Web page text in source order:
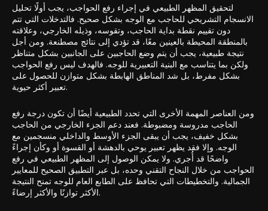
لتحقيق المظهر الطبيعي في إجراء رفع الحواجب، يجب أولًا تحليل
الانسجام التشريحي للحاجب مع الوجه بشكل صحيح. فالتدخلات التي تتم
دون تقييم نقطة بداية الحاجب، وتقوسه، وذيله الخارجي، وعلاقته
بالمنطقة المحيطة بالعينين معًا، قد تؤدي إلى نتائج مصطنعة. ومن أجل
نتيجة طبيعية، يجب أن يتم وضع الحاجبين على الجانبين بشكل متناظر
ولكن بما يتناسب مع البنية التعبيرية للوجه. فالهدف ليس رفع الحواجب
بشكل مفرط، بل شد المناطق الهابطة بشكل متوازن للحصول على
تعبير أكثر حيوية.
ومن العناصر المهمة الأخرى التي تحدد الطبيعية أيضًا أن تكون درجة رفع
الحاجب مدروسة ومضبوطة. فعند دعم الجزء الخارجي من الحاجب
بشكل خفيف، يجب أن يبقى الجزء الأوسط والداخلي منسجمين مع
الوجه. وإلا فقد يظهر تعبير يوحي بالدهشة أو القسوة أو وكأن إجراءً
واضحًا قد أُجري. ولا يمكن الوصول إلى المظهر الطبيعي في رفع
الحواجب من خلال النجاح التقني وحده، بل عبر التطبيق الصحيح للمعايير
الجمالية. والتخطيطات التي تحافظ على الطابع العام للوجه تمنح النتيجة
الأكثر توازنًا والأكثر إرضاءً.